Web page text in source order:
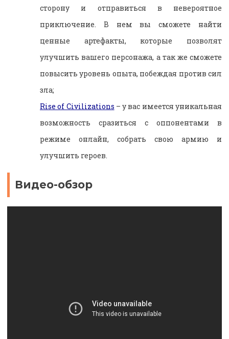
сторону и отправиться в невероятное
приключение. В нем вы сможете найти
ценные артефакты, которые позволят
улучшить вашего персонажа, а так же сможете
повысить уровень опыта, побеждая против сил
зла;
Rise of Civilizations – у вас имеется уникальная
возможность сразиться с оппонентами в
режиме онлайн, собрать свою армию и
улучшить героев.
Видео-обзор